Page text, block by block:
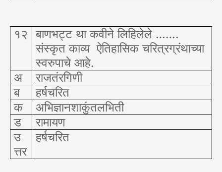
१२
बाणभट्ट था कवीने लिहिलेले …….
संस्कृत काव्य ऐतिहासिक चरित्रग्रंथाच्या
स्वरुपाचे आहे.
अ
राजतंरगिणी
ब
हर्षचरित
क
अभिज्ञानशाकुंतलभिती
ड
रामायण
उ
त्तर
हर्षचरित